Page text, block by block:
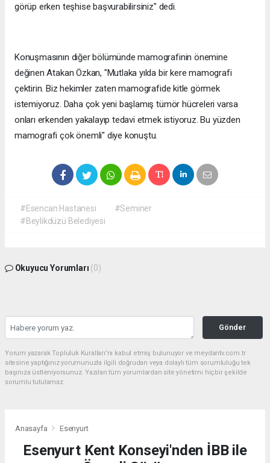
görüp erken teşhise başvurabilirsiniz" dedi.
Konuşmasının diğer bölümünde mamografinin önemine
değinen Atakan Özkan, "Mutlaka yılda bir kere mamografi
çektirin. Biz hekimler zaten mamografide kitle görmek
istemiyoruz. Daha çok yeni başlamış tümör hücreleri varsa
onları erkenden yakalayıp tedavi etmek istiyoruz. Bu yüzden
mamografi çok önemli" diye konuştu.
#Esencan Hastanesi
#Seminer
#Beylikdüzü Belediyesi
Okuyucu Yorumları (0)
Gönder
Yorum yazarak Topluluk Kuralları’nı kabul etmiş bulunuyor ve meydantv.com.tr
sitesine yaptığınız yorumunuzla ilgili doğrudan veya dolaylı tüm sorumluluğu tek
başınıza üstleniyorsunuz. Yazılan tüm yorumlardan site yönetimi hiçbir şekilde
sorumlu tutulamaz.
Anasayfa Esenyurt
Esenyurt Kent Konseyi'nden İBB ile